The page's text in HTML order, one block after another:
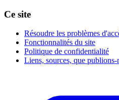
Ce site
Résoudre les problèmes
Fonctionnalités du site
Politique de confidentialité
Liens, sources, que publions-